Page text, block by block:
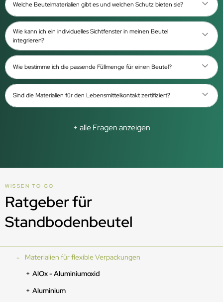
Welche Beutelmaterialien gibt es und welchen Schutz bieten sie?
Wie kann ich ein individuelles Sichtfenster in meinen Beutel
integrieren?
Wie bestimme ich die passende Füllmenge für einen Beutel?
Sind die Materialien für den Lebensmittelkontakt zertifiziert?
+ alle Fragen anzeigen
WISSEN TO GO
Ratgeber für
Standbodenbeutel
Materialien für flexible Verpackungen
AlOx - Aluminiumoxid
Aluminium